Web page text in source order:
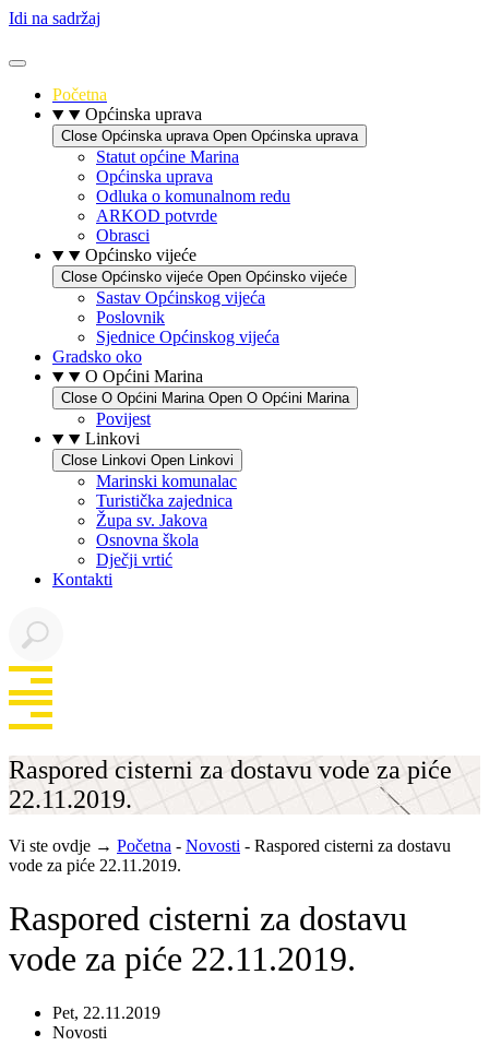
Idi na sadržaj
Početna
Općinska uprava
Close Općinska uprava Open Općinska uprava
Statut općine Marina
Općinska uprava
Odluka o komunalnom redu
ARKOD potvrde
Obrasci
Općinsko vijeće
Close Općinsko vijeće Open Općinsko vijeće
Sastav Općinskog vijeća
Poslovnik
Sjednice Općinskog vijeća
Gradsko oko
O Općini Marina
Close O Općini Marina Open O Općini Marina
Povijest
Linkovi
Close Linkovi Open Linkovi
Marinski komunalac
Turistička zajednica
Župa sv. Jakova
Osnovna škola
Dječji vrtić
Kontakti
Raspored cisterni za dostavu vode za piće
22.11.2019.
Vi ste ovdje → Početna - Novosti - Raspored cisterni za dostavu
vode za piće 22.11.2019.
Raspored cisterni za dostavu
vode za piće 22.11.2019.
Pet, 22.11.2019
Novosti